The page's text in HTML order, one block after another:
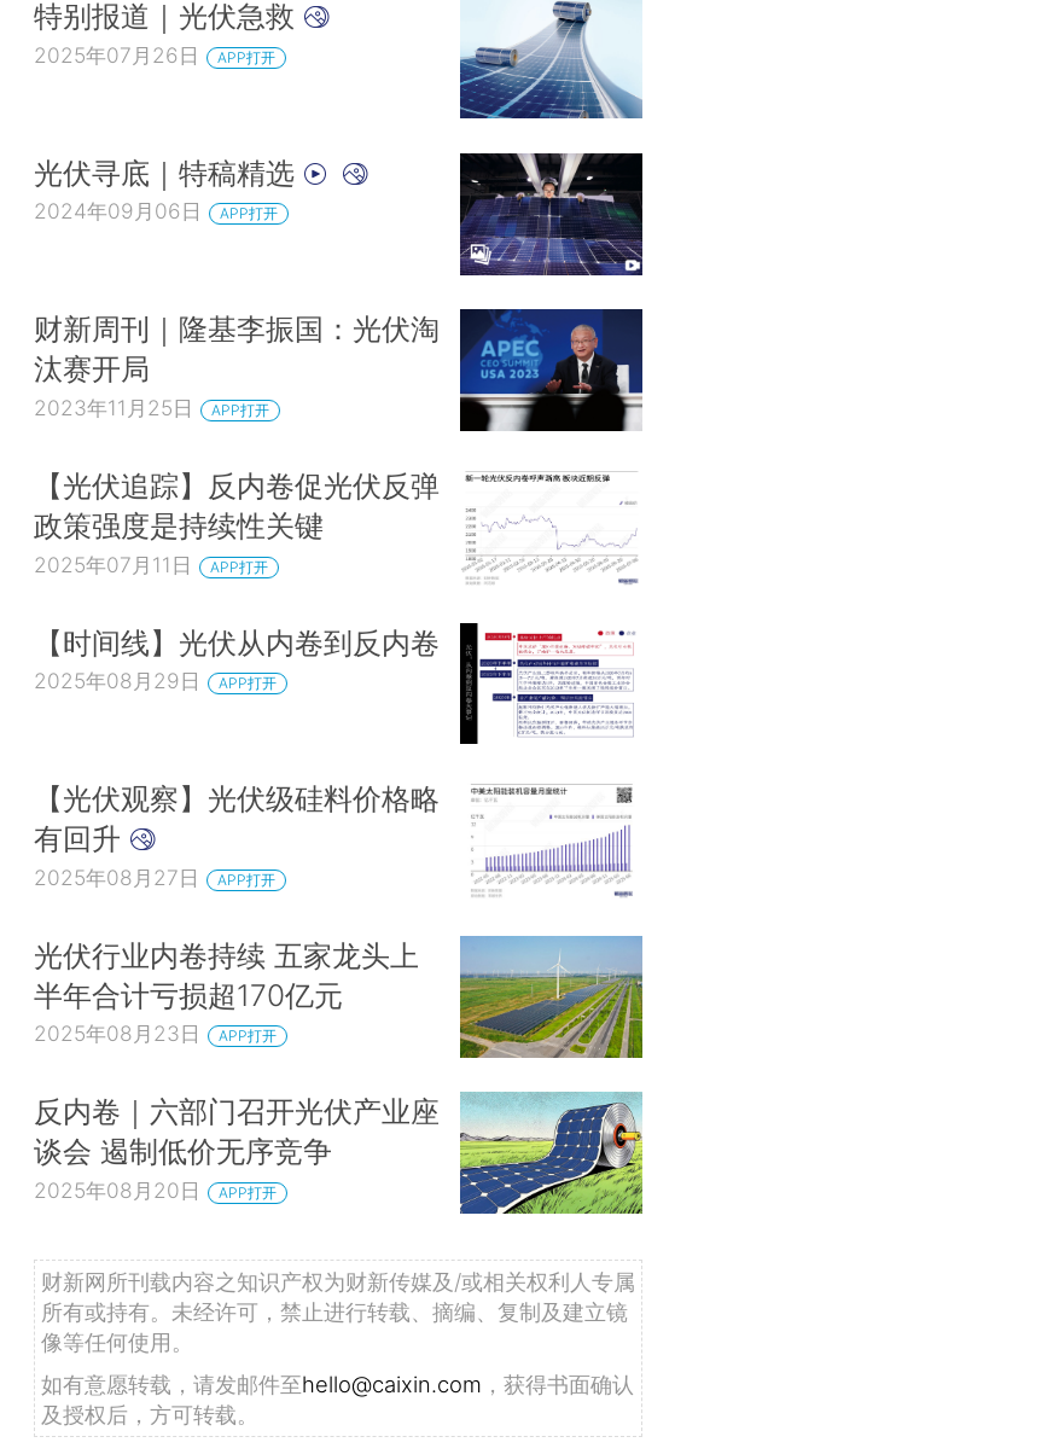
特别报道｜光伏急救
2025年07月26日 APP打开
光伏寻底｜特稿精选
2024年09月06日 APP打开
财新周刊｜隆基李振国：光伏淘
汰赛开局
2023年11月25日 APP打开
【光伏追踪】反内卷促光伏反弹
政策强度是持续性关键
2025年07月11日 APP打开
【时间线】光伏从内卷到反内卷
2025年08月29日 APP打开
【光伏观察】光伏级硅料价格略
有回升
2025年08月27日 APP打开
光伏行业内卷持续 五家龙头上
半年合计亏损超170亿元
2025年08月23日 APP打开
反内卷｜六部门召开光伏产业座
谈会 遏制低价无序竞争
2025年08月20日 APP打开
财新网所刊载内容之知识产权为财新传媒及/或相关权利人专属
所有或持有。未经许可，禁止进行转载、摘编、复制及建立镜
像等任何使用。
如有意愿转载，请发邮件至hello@caixin.com ，获得书面确认
及授权后，方可转载。